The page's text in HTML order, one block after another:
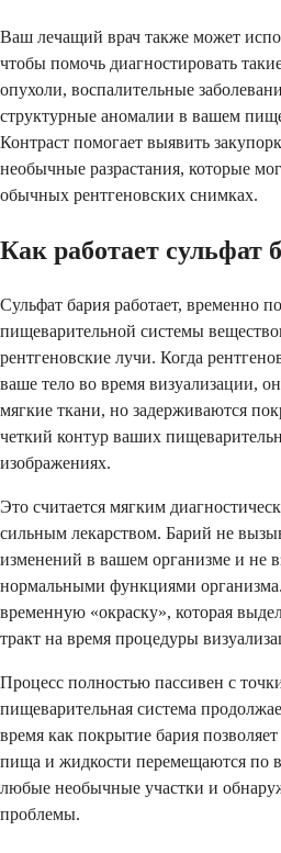
Ваш лечащий врач также может
чтобы помочь диагностировать
опухоли, воспалительные
структурные аномалии в вашем
Контраст помогает выявить
необычные разрастания, которые
обычных рентгеновских снимках.
Как работает сульфат
Сульфат бария работает, временно
пищеварительной системы
рентгеновские лучи. Когда
ваше тело во время визуализации,
мягкие ткани, но задерживаются
четкий контур ваших
изображениях.
Это считается мягким
сильным лекарством. Барий не
изменений в вашем организме и не
нормальными функциями
временную «окраску», которая
тракт на время процедуры
Процесс полностью пассивен с
пищеварительная система
время как покрытие бария
пища и жидкости перемещаются по
любые необычные участки и
проблемы.